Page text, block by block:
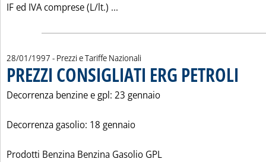
IF ed IVA comprese (L/lt.) ...
28/01/1997 - Prezzi e Tariffe Nazionali
PREZZI CONSIGLIATI ERG PETROLI
Decorrenza benzine e gpl: 23 gennaio
Decorrenza gasolio: 18 gennaio
Prodotti Benzina Benzina Gasolio GPL